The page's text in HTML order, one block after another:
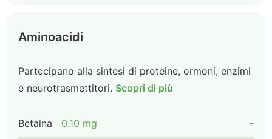
Aminoacidi
Partecipano alla sintesi di proteine, ormoni, enzimi
e neurotrasmettitori. Scopri di più
Betaina 0.10 mg -